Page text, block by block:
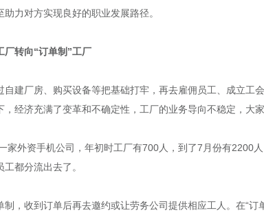
力对方实现良好的职业发展路径。
厂转向“订单制”工厂
自建厂房、购买设备等把基础打牢，再去雇佣员工、成立工
经济充满了变革和不确定性，工厂的业务导向不稳定，大
家外资手机公司，年初时工厂有700人，到了7月份有2200
都分流出去了。
，收到订单后再去邀约或让劳务公司提供相应工人。在“订